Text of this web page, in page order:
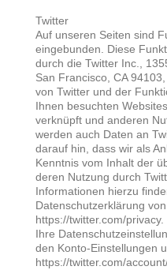
Twitter
Auf unseren Seiten sind
eingebunden. Diese
durch die Twitter Inc.,
San Francisco, CA
von Twitter und der
Ihnen besuchten
verknüpft und anderen
werden auch Daten an
darauf hin, dass wir als
Kenntnis vom Inhalt der
deren Nutzung durch
Informationen hierzu
Datenschutzerklärung
https://twitter.com/privacy.
Ihre
den Konto-Einstellungen
https://twitter.com/